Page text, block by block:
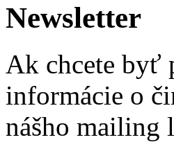
Newsletter
Ak chcete byť
informácie o
nášho mailing